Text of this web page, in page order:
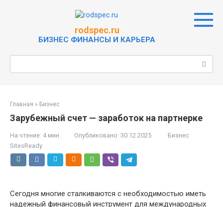
rodspec.ru
БИЗНЕС ФИНАНСЫ И КАРЬЕРА
Главная » Бизнес
Зарубежный счет — заработок на партнерке
На чтение: 4 мин Опубликовано: 30.12.2025
Бизнес
SitesReady
Сегодня многие сталкиваются с необходимостью иметь
надежный финансовый инструмент для международных